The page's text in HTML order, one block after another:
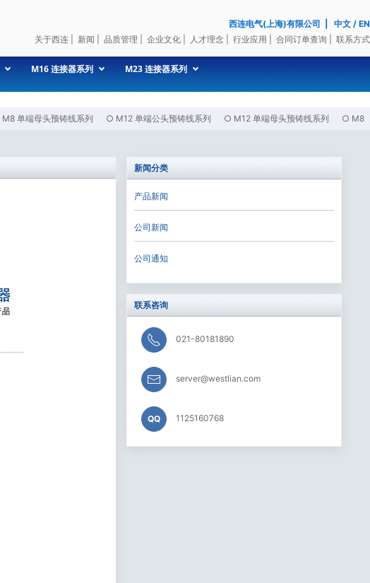
西连电气(上海)有限公司 中文 / EN
关于西连
新闻 品质管理 企业文化 人才理念 行业应用 合同订单查询 联系方式
M16 连接器系列 M23 连接器系列
M8 单端母头预铸线系列 ○ M12 单端公头预铸线系列 ○ M12 单端母头预铸线系列 ○ M8
新闻分类
产品新闻
公司新闻
公司通知
联系咨询
021-80181890
server@westlian.com
QQ 1125160768